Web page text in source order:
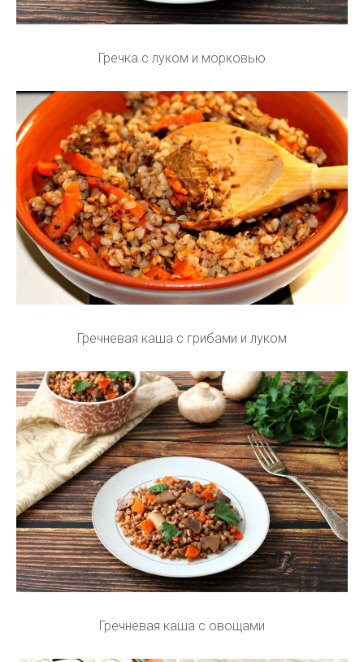
Гречка с луком и морковью
Гречневая каша с грибами и луком
Гречневая каша с овощами